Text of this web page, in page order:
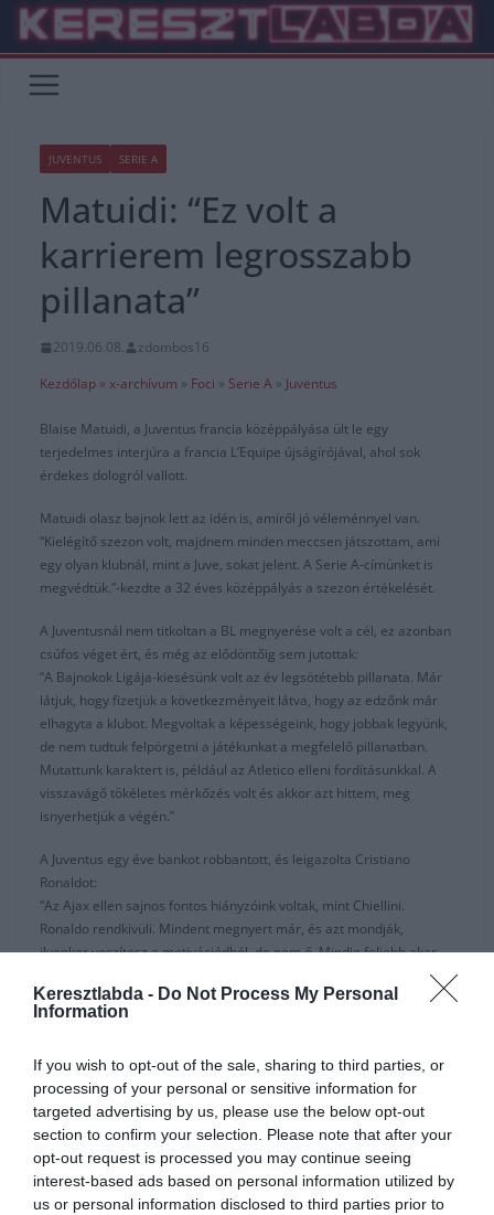
Keresztlabda - Do Not Process My Personal
Information
If you wish to opt-out of the sale, sharing to third parties, or
processing of your personal or sensitive information for
targeted advertising by us, please use the below opt-out
section to confirm your selection. Please note that after your
opt-out request is processed you may continue seeing
interest-based ads based on personal information utilized by
us or personal information disclosed to third parties prior to
Skip
content
JUVENTUS SERIE A
Matuidi: “Ez volt a
karrierem legrosszabb
pillanata”
2019.06.08.
zdombos16
Kezdőlap » x-archívum » Foci » Serie A » Juventus
Blaise Matuidi, a Juventus francia középpályása ült le egy
terjedelmes interjúra a francia L’Equipe újságírójával, ahol sok
érdekes dologról vallott.
Matuidi olasz bajnok lett az idén is, amiről jó véleménnyel van.
“Kielégítő szezon volt, majdnem minden meccsen játszottam, ami
egy olyan klubnál, mint a Juve, sokat jelent. A Serie A-címünket is
megvédtük.”-kezdte a 32 éves középpályás a szezon értékelését.
A Juventusnál nem titkoltan a BL megnyerése volt a cél, ez azonban
csúfos véget ért, és még az elődöntőig sem jutottak:
“A Bajnokok Ligája-kiesésünk volt az év legsötétebb pillanata. Már
látjuk, hogy fizetjük a következményeit látva, hogy az edzőnk már
elhagyta a klubot. Megvoltak a képességeink, hogy jobbak legyünk,
de nem tudtuk felpörgetni a játékunkat a megfelelő pillanatban.
Mutattunk karaktert is, például az Atletico elleni fordításunkkal. A
visszavágő tökéletes mérkőzés volt és akkor azt hittem, meg
isnyerhetjük a végén.”
A Juventus egy éve bankot robbantott, és leigazolta Cristiano
Ronaldot:
“Az Ajax ellen sajnos fontos hiányzóink voltak, mint Chiellini.
Ronaldo rendkívüli. Mindent megnyert már, és azt mondják,
ilyenkor veszítesz a motivációdból, de nem ő. Mindig feljebb akar
“Zlatan Ibrahimovichoz képest ismás volt, mert Cristiano sokkal
próbál, ő már az edzőpályán van gyakorol. Egyszerűen, wow.”
Matuidit is rasszista támadás ért
Matuidi számára azonban nem csak a BL-kiesés jelentett sötét
pillanatot a szezonban. Olaszországban egyre nagyobb probléma a
lelátói rasszizmus, a Cagliari szurkolói azonban őt, valamint Moise